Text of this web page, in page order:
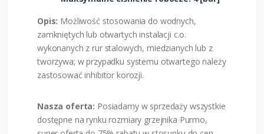
Opis: Możliwość stosowania do wodnych,
zamkniętych lub otwartych instalacji c.o.
wykonanych z rur stalowych, miedzianych lub z
tworzywa; w przypadku systemu otwartego należy
zastosować inhibitor korozji.
Nasza oferta: Posiadamy w sprzedaży wszystkie
dostępne na rynku rozmiary grzejnika Purmo,